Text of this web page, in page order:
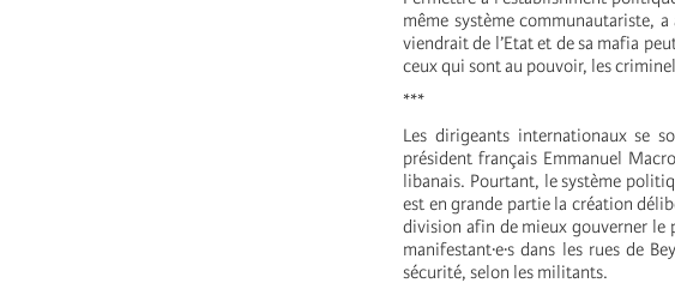
même système communautariste,
viendrait de l’Etat et de sa mafia
ceux qui sont au pouvoir, les
***
Les dirigeants internationaux se
président français Emmanuel
libanais. Pourtant, le système
est en grande partie la création
division afin de mieux gouverner le
manifestant·e·s dans les rues de
sécurité, selon les militants.